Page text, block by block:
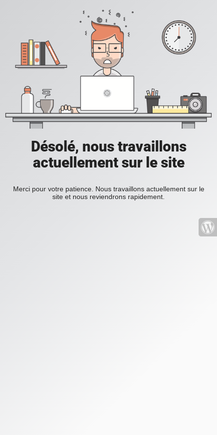
Désolé, nous travaillons
actuellement sur le site
Merci pour votre patience. Nous travaillons actuellement sur le
site et nous reviendrons rapidement.